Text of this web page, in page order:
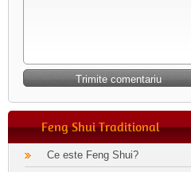
Feng Shui Traditional
Ce este Feng Shui?